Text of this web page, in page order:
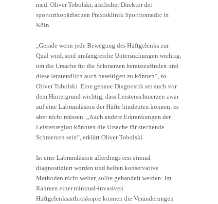
med. Oliver Tobolski, ärztlicher Direktor der
sportorthopädischen Praxisklinik Sporthomedic in
Köln.
„Gerade wenn jede Bewegung des Hüftgelenks zur
Qual wird, sind umfangreiche Untersuchungen wichtig,
um die Ursache für die Schmerzen herauszufinden und
diese letztendlich auch beseitigen zu können“, so
Oliver Tobolski. Eine genaue Diagnostik sei auch vor
dem Hintergrund wichtig, dass Leistenschmerzen zwar
auf eine Labrumläsion der Hüfte hindeuten können, es
aber nicht müssen. „Auch andere Erkrankungen der
Leistenregion könnten die Ursache für stechende
Schmerzen sein“, erklärt Oliver Tobolski.
Ist eine Labrumläsion allerdings erst einmal
diagnostiziert worden und helfen konservative
Methoden nicht weiter, sollte gehandelt werden: Im
Rahmen einer minimal-invasiven
Hüftgelenksarthroskopie können die Veränderungen